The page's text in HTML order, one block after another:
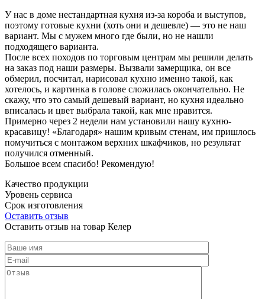
У нас в доме нестандартная кухня из-за короба и выступов,
поэтому готовые кухни (хоть они и дешевле) — это не наш
вариант. Мы с мужем много где были, но не нашли
подходящего варианта.
После всех походов по торговым центрам мы решили делать
на заказ под наши размеры. Вызвали замерщика, он все
обмерил, посчитал, нарисовал кухню именно такой, как
хотелось, и картинка в голове сложилась окончательно. Не
скажу, что это самый дешевый вариант, но кухня идеально
вписалась и цвет выбрала такой, как мне нравится.
Примерно через 2 недели нам установили нашу кухню-
красавицу! «Благодаря» нашим кривым стенам, им пришлось
помучиться с монтажом верхних шкафчиков, но результат
получился отменный.
Большое всем спасибо! Рекомендую!
Качество продукции
Уровень сервиса
Срок изготовления
Оставить отзыв
Оставить отзыв на товар Келер